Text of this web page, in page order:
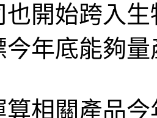
也開始跨入
今年底能夠
算相關產品